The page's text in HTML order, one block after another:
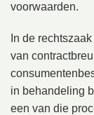
voorwaarden.
In de
van
in behandeling
een van die